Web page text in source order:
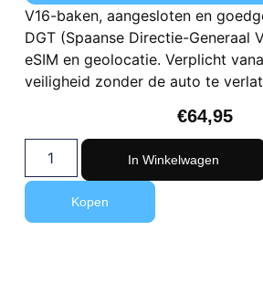
V16-baken, aangesloten en
DGT (Spaanse Directie-Generaal
eSIM en geolocatie. Verplicht
veiligheid zonder de auto te
€64,95
In Winkelwagen
Kopen